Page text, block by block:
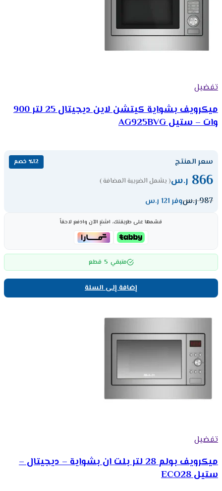
تفضيل
ميكرويف بشواية كيتشن لاين ديجيتال 25 لتر 900
وات – ستيل AG925BVG
سعر المنتج ٪12 خصم
866 ر.س( يشمل الضريبة المضافة )
987ر.سوفر 121 ر.س
قسّمها على طريقتك، اشترِ الآن وادفع لاحقاً
متبقي 5 قطع
إضافة إلى السلة
تفضيل
ميكرويف بولم 28 لتر بلت ان بشواية – ديجيتال –
ستيل ECO28